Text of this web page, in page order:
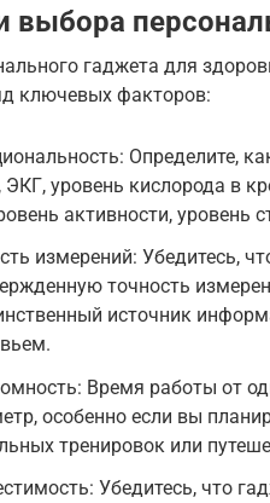
выбора
гаджета для
ключевых факторов:
Определите,
ЭКГ, уровень кислорода в
активности, уровень
измерений: Убедитесь,
точность
источник
Время работы от
особенно если вы
тренировок или
Убедитесь, что